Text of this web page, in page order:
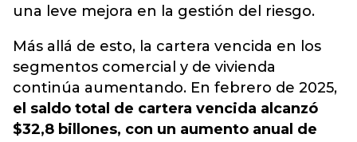
una leve mejora en la gestión del riesgo.
Más allá de esto, la cartera vencida en los
segmentos comercial y de vivienda
continúa aumentando. En febrero de 2025,
el saldo total de cartera vencida alcanzó
$32,8 billones, con un aumento anual de